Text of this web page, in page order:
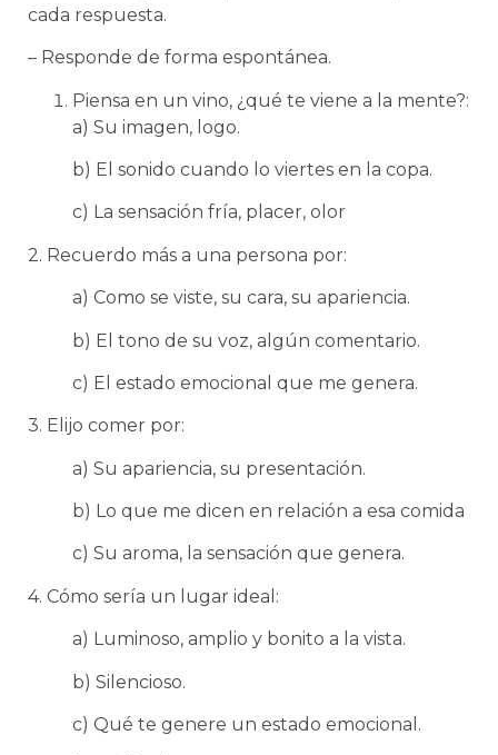
cada respuesta.
– Responde de forma espontánea.
Piensa en un vino, ¿qué te viene a la mente?:
a) Su imagen, logo.
b) El sonido cuando lo viertes en la copa.
c) La sensación fría, placer, olor
2. Recuerdo más a una persona por:
a) Como se viste, su cara, su apariencia.
b) El tono de su voz, algún comentario.
c) El estado emocional que me genera.
3. Elijo comer por:
a) Su apariencia, su presentación.
b) Lo que me dicen en relación a esa comida
c) Su aroma, la sensación que genera.
4. Cómo sería un lugar ideal:
a) Luminoso, amplio y bonito a la vista.
b) Silencioso.
c) Qué te genere un estado emocional.